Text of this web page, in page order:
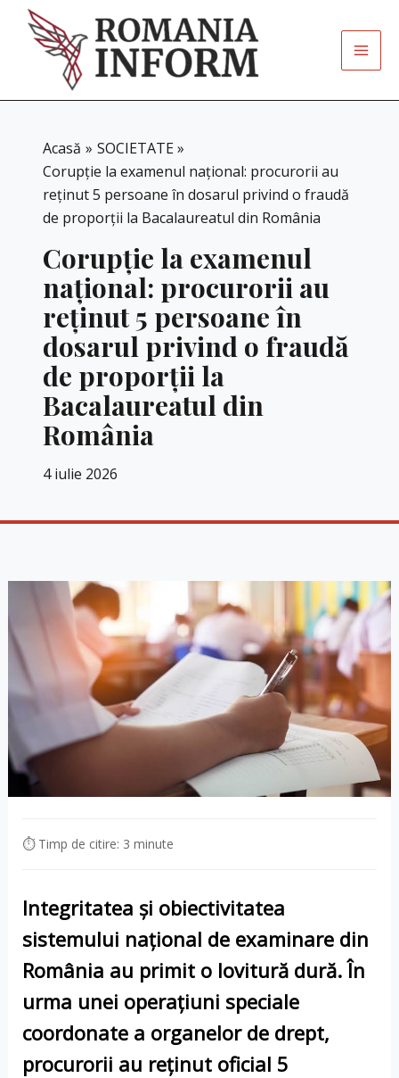
content
Acasă
SOCIETATE
Corupție la examenul național: procurorii au
reținut 5 persoane în dosarul privind o fraudă
de proporții la Bacalaureatul din România
Corupție la examenul
național: procurorii au
reținut 5 persoane în
dosarul privind o fraudă
de proporții la
Bacalaureatul din
România
4 iulie 2026
⏱ Timp de citire: 3 minute
Integritatea și obiectivitatea
sistemului național de examinare din
România au primit o lovitură dură. În
urma unei operațiuni speciale
coordonate a organelor de drept,
procurorii au reținut oficial 5